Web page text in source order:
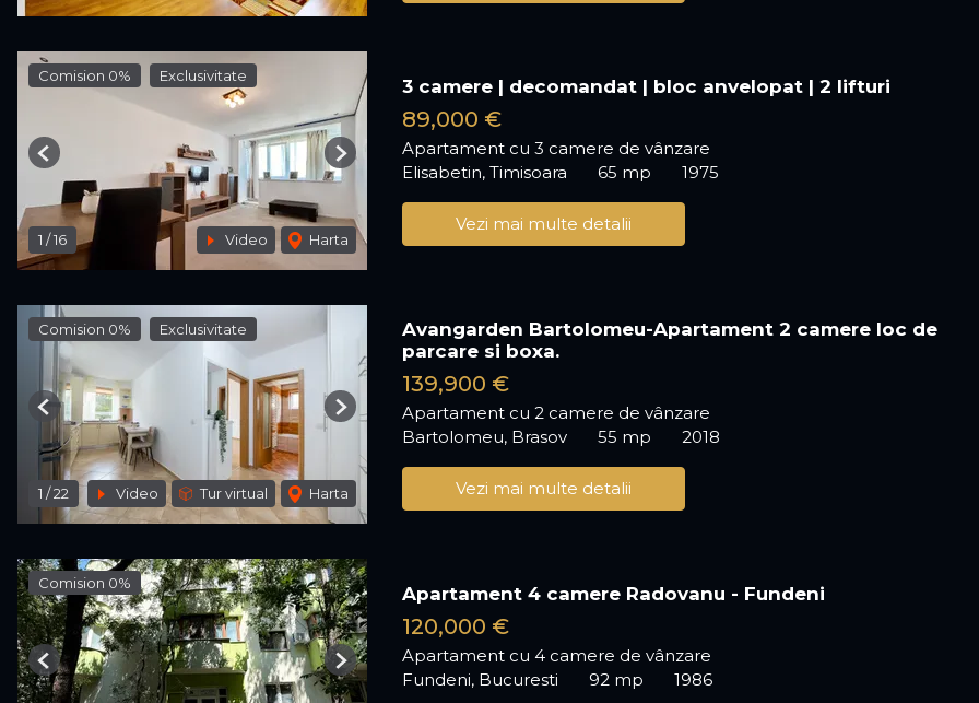
Comision 0% Exclusivitate
1 /16 Video Harta
Previous Next
3 camere | decomandat | bloc anvelopat | 2 lifturi
89,000 €
Apartament cu 3 camere de vânzare
Elisabetin, Timisoara
65 mp 1975
Vezi mai multe detalii
Comision 0% Exclusivitate
1 /22 Video Tur virtual Harta
Previous Next
Avangarden Bartolomeu-Apartament 2 camere loc de
parcare si boxa.
139,900 €
Apartament cu 2 camere de vânzare
Bartolomeu, Brasov
55 mp 2018
Vezi mai multe detalii
Comision 0%
Previous Next
Apartament 4 camere Radovanu - Fundeni
120,000 €
Apartament cu 4 camere de vânzare
Fundeni, Bucuresti
92 mp 1986